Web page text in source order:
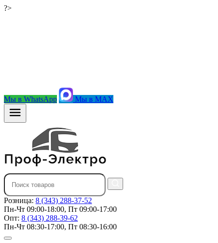
?>
Мы в WhatsApp Мы в MAX
Розница: 8 (343) 288-37-52
Пн-Чт 09:00-18:00, Пт 09:00-17:00
Опт: 8 (343) 288-39-62
Пн-Чт 08:30-17:00, Пт 08:30-16:00